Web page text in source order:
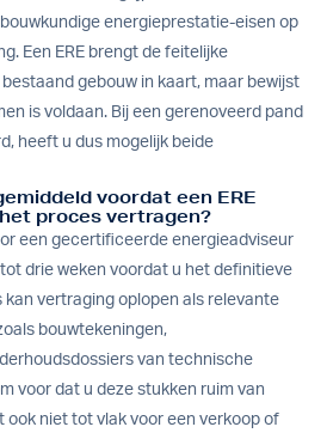
energieprestatie-eisen op
Een ERE brengt de feitelijke
gebouw in kaart, maar bewijst
is voldaan. Bij een gerenoveerd pand
heeft u dus mogelijk beide
voordat een ERE
proces vertragen?
een gecertificeerde energieadviseur
drie weken voordat u het definitieve
kan vertraging oplopen als relevante
bouwtekeningen,
van technische
voor dat u deze stukken ruim van
niet tot vlak voor een verkoop of